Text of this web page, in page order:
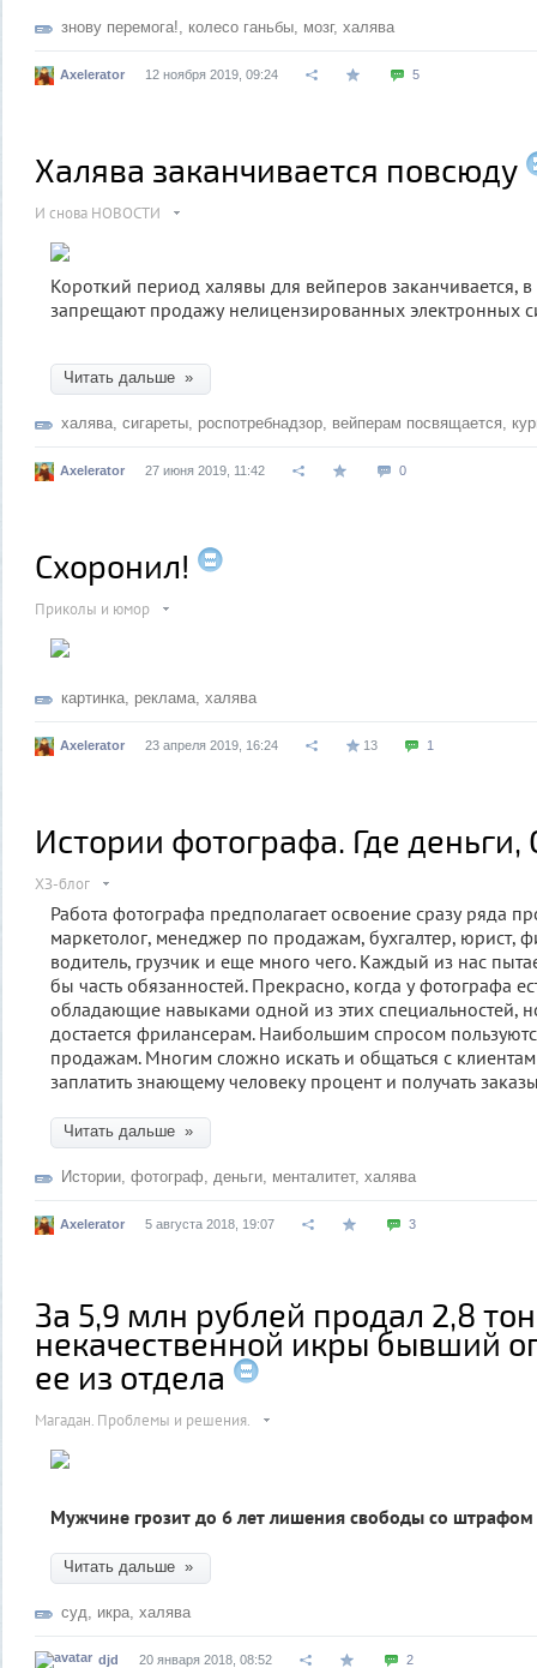
знову перемога!, колесо ганьбы, мозг, халява
Axelerator 12 ноября 2019, 09:24 5
Халява заканчивается повсюду
И снова НОВОСТИ
Короткий период халявы для вейперов заканчивается,
запрещают продажу нелицензированных электронных
Читать дальше »
халява, сигареты, роспотребнадзор, вейперам посвящается,
Axelerator 27 июня 2019, 11:42 0
Схоронил!
Приколы и юмор
картинка, реклама, халява
Axelerator 23 апреля 2019, 16:24 13 1
Истории фотографа. Где деньги,
ХЗ-блог
Работа фотографа предполагает освоение сразу ряда
маркетолог, менеджер по продажам, бухгалтер, юрист,
водитель, грузчик и еще много чего. Каждый из нас
бы часть обязанностей. Прекрасно, когда у фотографа
обладающие навыками одной из этих специальностей,
достается фрилансерам. Наибольшим спросом
продажам. Многим сложно искать и общаться с
заплатить знающему человеку процент и получать
Читать дальше »
Истории, фотограф, деньги, менталитет, халява
Axelerator 5 августа 2018, 19:07 3
За 5,9 млн рублей продал 2,8
некачественной икры бывший
ее из отдела
Магадан. Проблемы и решения.
Мужчине грозит до 6 лет лишения свободы со
Читать дальше »
суд, икра, халява
djd 20 января 2018, 08:52 2